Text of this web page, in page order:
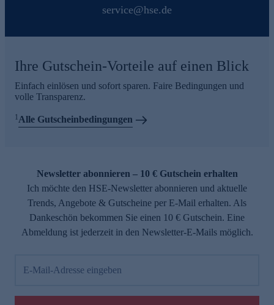
service@hse.de
Ihre Gutschein-Vorteile auf einen Blick
Einfach einlösen und sofort sparen. Faire Bedingungen und
volle Transparenz.
1Alle Gutscheinbedingungen
Newsletter abonnieren – 10 € Gutschein erhalten
Ich möchte den HSE-Newsletter abonnieren und aktuelle
Trends, Angebote & Gutscheine per E-Mail erhalten. Als
Dankeschön bekommen Sie einen 10 € Gutschein. Eine
Abmeldung ist jederzeit in den Newsletter-E-Mails möglich.
E-Mail-Adresse eingeben